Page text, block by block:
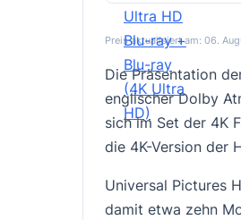
Preis aktualisiert am: 06.
Die Präsentation
englischer Dolby
sich im Set der 4K
die 4K-Version der
Universal Pictures
damit etwa zehn